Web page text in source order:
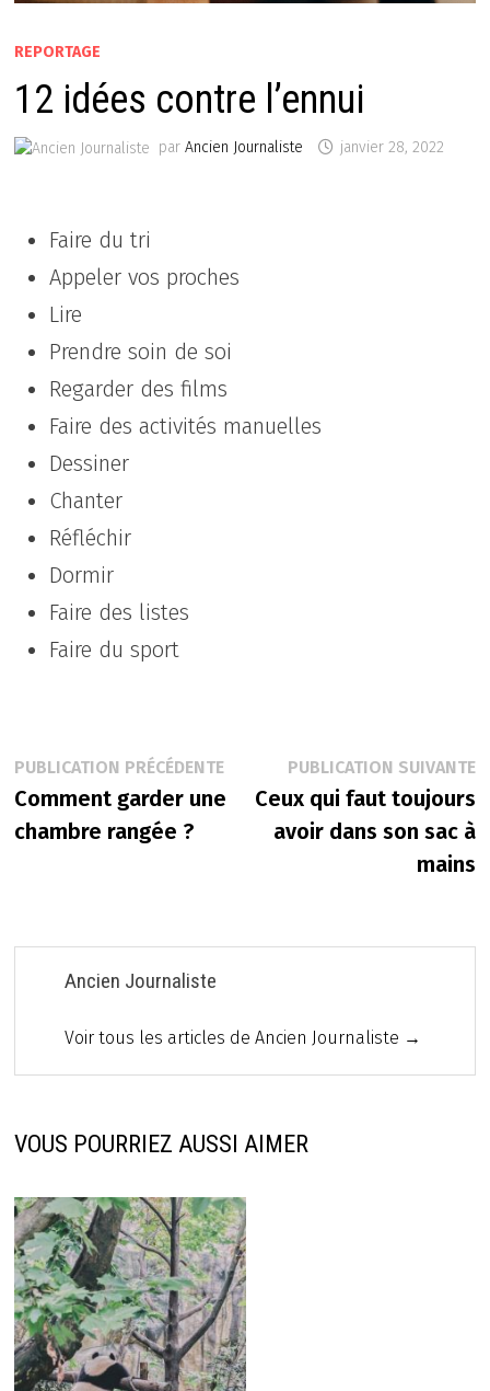
REPORTAGE
12 idées contre l’ennui
parAncien Journaliste janvier 28, 2022
Faire du tri
Appeler vos proches
Lire
Prendre soin de soi
Regarder des films
Faire des activités manuelles
Dessiner
Chanter
Réfléchir
Dormir
Faire des listes
Faire du sport
Navigation
de
PUBLICATION PRÉCÉDENTEPublication
précédente :
Comment garder une
chambre rangée ?
PUBLICATION SUIVANTE
Ceux qui faut toujours
avoir dans son sac à
mains
Ancien Journaliste
Voir tous les articles de Ancien Journaliste →
VOUS POURRIEZ AUSSI AIMER